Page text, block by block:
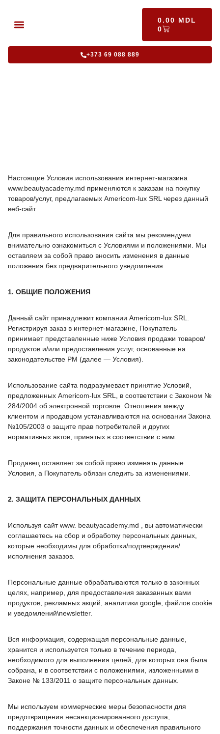
0.00 MDL
0
+373 69 088 889
Настоящие Условия использования интернет-магазина
www.beautyacademy.md применяются к заказам на покупку
товаров/услуг, предлагаемых Americom-lux SRL через данный
веб-сайт.
Для правильного использования сайта мы рекомендуем
внимательно ознакомиться с Условиями и положениями. Мы
оставляем за собой право вносить изменения в данные
положения без предварительного уведомления.
1. ОБЩИЕ ПОЛОЖЕНИЯ
Данный сайт принадлежит компании Americom-lux SRL.
Регистрируя заказ в интернет-магазине, Покупатель
принимает представленные ниже Условия продажи товаров/
продуктов и/или предоставления услуг, основанные на
законодательстве РМ (далее — Условия).
Использование сайта подразумевает принятие Условий,
предложенных Americom-lux SRL, в соответствии с Законом №
284/2004 об электронной торговле. Отношения между
клиентом и продавцом устанавливаются на основании Закона
№105/2003 о защите прав потребителей и других
нормативных актов, принятых в соответствии с ним.
Продавец оставляет за собой право изменять данные
Условия, а Покупатель обязан следить за изменениями.
2. ЗАЩИТА ПЕРСОНАЛЬНЫХ ДАННЫХ
Используя сайт www. beautyacademy.md , вы автоматически
соглашаетесь на сбор и обработку персональных данных,
которые необходимы для обработки/подтверждения/
исполнения заказов.
Персональные данные обрабатываются только в законных
целях, например, для предоставления заказанных вами
продуктов, рекламных акций, аналитики google, файлов cookie
и уведомлений\newsletter.
Вся информация, содержащая персональные данные,
хранится и используется только в течение периода,
необходимого для выполнения целей, для которых она была
собрана, и в соответствии с положениями, изложенными в
Законе № 133/2011 о защите персональных данных.
Мы используем коммерческие меры безопасности для
предотвращения несанкционированного доступа,
поддержания точности данных и обеспечения правильного